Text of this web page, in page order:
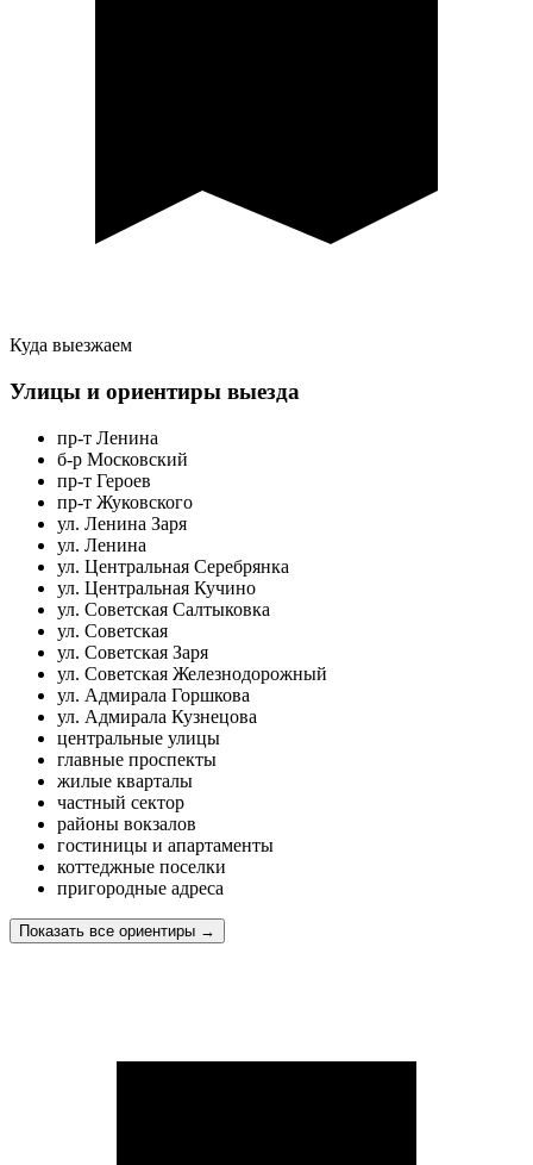
Куда выезжаем
Улицы и ориентиры выезда
пр-т Ленина
б-р Московский
пр-т Героев
пр-т Жуковского
ул. Ленина Заря
ул. Ленина
ул. Центральная Серебрянка
ул. Центральная Кучино
ул. Советская Салтыковка
ул. Советская
ул. Советская Заря
ул. Советская Железнодорожный
ул. Адмирала Горшкова
ул. Адмирала Кузнецова
центральные улицы
главные проспекты
жилые кварталы
частный сектор
районы вокзалов
гостиницы и апартаменты
коттеджные поселки
пригородные адреса
Показать все ориентиры →